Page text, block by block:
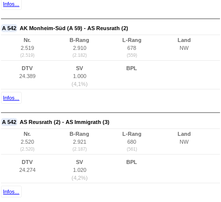
Infos...
A 542 AK Monheim-Süd (A 59) - AS Reusrath (2)
Nr.
2.519
(2.519)
B-Rang
2.910
(2.182)
L-Rang
678
(559)
Land
NW
DTV
24.389
SV
1.000
(4,1%)
BPL
Infos...
A 542 AS Reusrath (2) - AS Immigrath (3)
Nr.
2.520
(2.520)
B-Rang
2.921
(2.187)
L-Rang
680
(561)
Land
NW
DTV
24.274
SV
1.020
(4,2%)
BPL
Infos...